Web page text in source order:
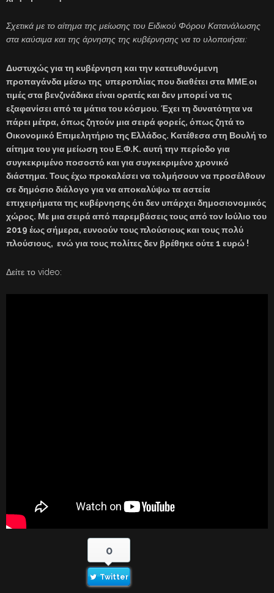
Σχετικά με το αίτημα της μείωσης του Ειδικού Φόρου Κατανάλωσης
στα καύσιμα και της άρνησης της κυβέρνησης να το υλοποιήσει:
Δυστυχώς για τη κυβέρνηση και την κατευθυνόμενη
προπαγάνδα μέσω της υπεροπλίας που διαθέτει στα ΜΜΕοι
τιμές στα βενζινάδικα είναι ορατές και δεν μπορεί να τις
εξαφανίσει από τα μάτια του κόσμου. Έχει τη δυνατότητα να
πάρει μέτρα, όπως ζητούν μια σειρά φορείς, όπως ζητά το
Οικονομικό Επιμελητήριο της Ελλάδος. Κατέθεσα στη Βουλή το
αίτημα του για μείωση του Ε.Φ.Κ. αυτή την περίοδο για
συγκεκριμένο ποσοστό και για συγκεκριμένο χρονικό
διάστημα. Τους έχω προκαλέσει να τολμήσουν να προσέλθουν
σε δημόσιο διάλογο για να αποκαλύψω τα αστεία
επιχειρήματα της κυβέρνησης ότι δεν υπάρχει δημοσιονομικός
χώρος. Με μια σειρά από παρεμβάσεις τους από τον Ιούλιο του
2019 έως σήμερα, ευνοούν τους πλούσιους και τους πολύ
πλούσιους, ενώ για τους πολίτες δεν βρέθηκε ούτε 1 ευρώ !
Δείτε το video:
0
Twitter